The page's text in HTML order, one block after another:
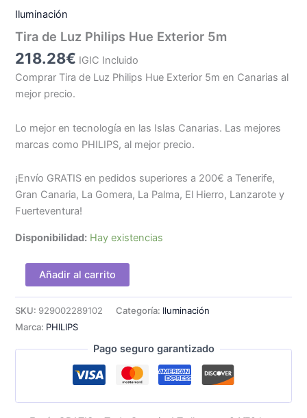
Iluminación
Tira de Luz Philips Hue Exterior 5m
218.28€ IGIC Incluido
Comprar Tira de Luz Philips Hue Exterior 5m en Canarias al
mejor precio.
Lo mejor en tecnología en las Islas Canarias. Las mejores
marcas como PHILIPS, al mejor precio.
¡Envío GRATIS en pedidos superiores a 200€ a Tenerife,
Gran Canaria, La Gomera, La Palma, El Hierro, Lanzarote y
Fuerteventura!
Disponibilidad: Hay existencias
de
Luz
Philips
Hue
5m
Añadir al carrito
SKU: 929002289102 Categoría: Iluminación
Marca: PHILIPS
Pago seguro garantizado